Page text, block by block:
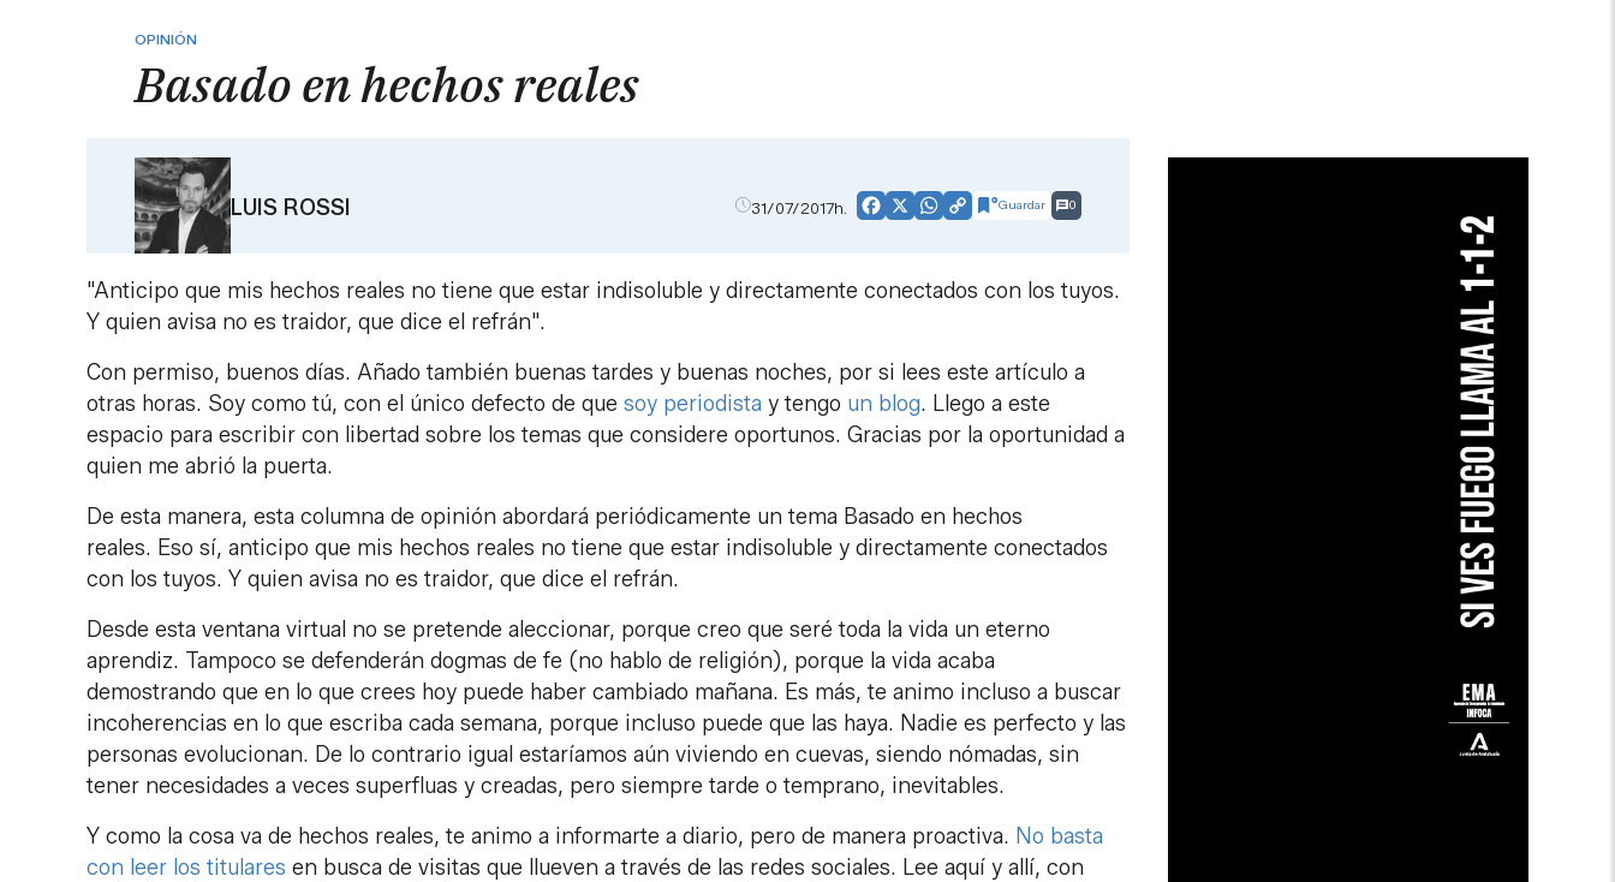
OPINIÓN
Basado en hechos reales
LUIS ROSSI 31/07/2017h. Facebook
X WhatsApp
CopyGuardar 0
"Anticipo que mis hechos reales no tiene que estar indisoluble y directamente conectados con los tuyos.
Y quien avisa no es traidor, que dice el refrán".
Con permiso, buenos días. Añado también buenas tardes y buenas noches, por si lees este artículo a
otras horas. Soy como tú, con el único defecto de que soy periodista y tengo un blog. Llego a este
espacio para escribir con libertad sobre los temas que considere oportunos. Gracias por la oportunidad a
quien me abrió la puerta.
De esta manera, esta columna de opinión abordará periódicamente un tema Basado en hechos
reales. Eso sí, anticipo que mis hechos reales no tiene que estar indisoluble y directamente conectados
con los tuyos. Y quien avisa no es traidor, que dice el refrán.
Desde esta ventana virtual no se pretende aleccionar, porque creo que seré toda la vida un eterno
aprendiz. Tampoco se defenderán dogmas de fe (no hablo de religión), porque la vida acaba
demostrando que en lo que crees hoy puede haber cambiado mañana. Es más, te animo incluso a buscar
incoherencias en lo que escriba cada semana, porque incluso puede que las haya. Nadie es perfecto y las
personas evolucionan. De lo contrario igual estaríamos aún viviendo en cuevas, siendo nómadas, sin
tener necesidades a veces superfluas y creadas, pero siempre tarde o temprano, inevitables.
Y como la cosa va de hechos reales, te animo a informarte a diario, pero de manera proactiva. No basta
con leer los titulares en busca de visitas que llueven a través de las redes sociales. Lee aquí y allí, con